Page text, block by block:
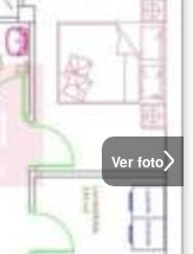
Ver foto